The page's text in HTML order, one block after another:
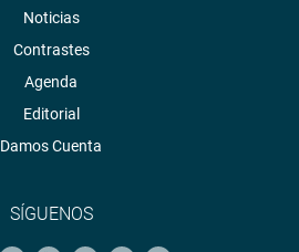
Noticias
Contrastes
Agenda
Editorial
Damos Cuenta
SÍGUENOS